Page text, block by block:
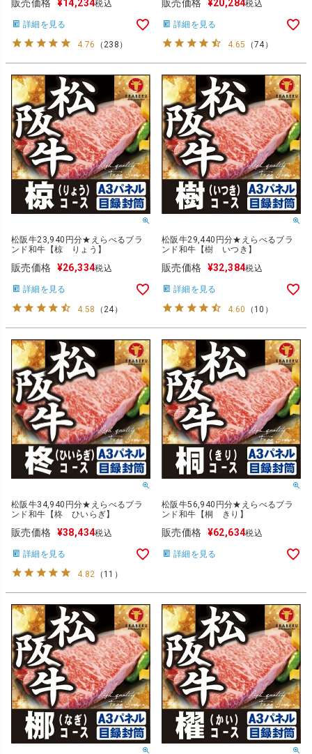
販売価格 ¥14,234税込
詳細を見る
4.76 （ 238 ）
販売価格 ¥20,284税込
詳細を見る
4.65 （74）
松阪牛23,940円分★えらべるブラ
ンド和牛【椋 りょう】
販売価格 ¥26,334税込
詳細を見る
4.58 （ 24）
松阪牛29,440円分★えらべるブラ
ンド和牛【樹 いつき】
販売価格 ¥32,384税込
詳細を見る
4.60 （ 10 ）
松阪牛34,940円分★えらべるブラ
ンド和牛【柊 ひいらぎ】
販売価格 ¥38,434税込
詳細を見る
4.82 （ 11 ）
松阪牛56,940円分★えらべるブラ
ンド和牛【桐 きり】
販売価格 ¥62,634税込
詳細を見る